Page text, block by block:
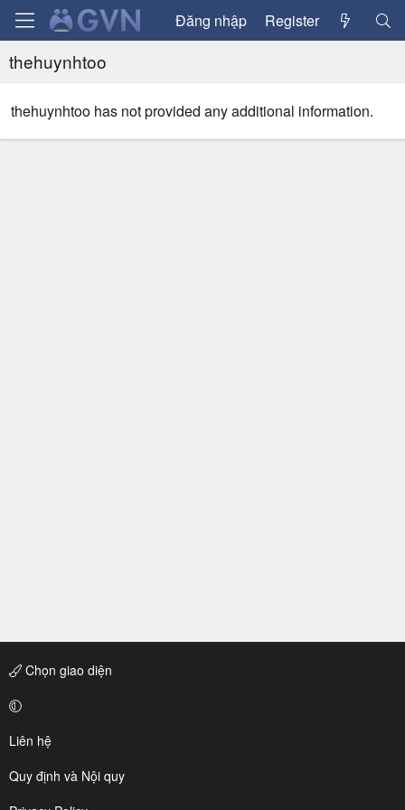
Đăng nhập Register
thehuynhtoo
thehuynhtoo has not provided any additional information.
Chọn giao diện
Liên hệ
Quy định và Nội quy